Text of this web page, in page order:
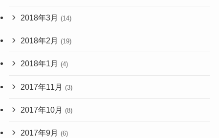
2018年3月 (14)
2018年2月 (19)
2018年1月 (4)
2017年11月 (3)
2017年10月 (8)
2017年9月 (6)